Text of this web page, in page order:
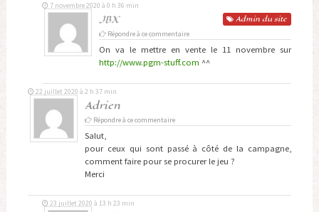
JBX Admin du site
7 novembre 2020 à 0 h 36 min
Répondre à ce commentaire
On va le mettre en vente le 11 novembre sur
http://www.pgm-stuff.com ^^
Adrien
22 juillet 2020 à 2 h 37 min
Répondre à ce commentaire
Salut,
pour ceux qui sont passé à côté de la campagne,
comment faire pour se procurer le jeu ?
Merci
23 juillet 2020 à 13 h 23 min